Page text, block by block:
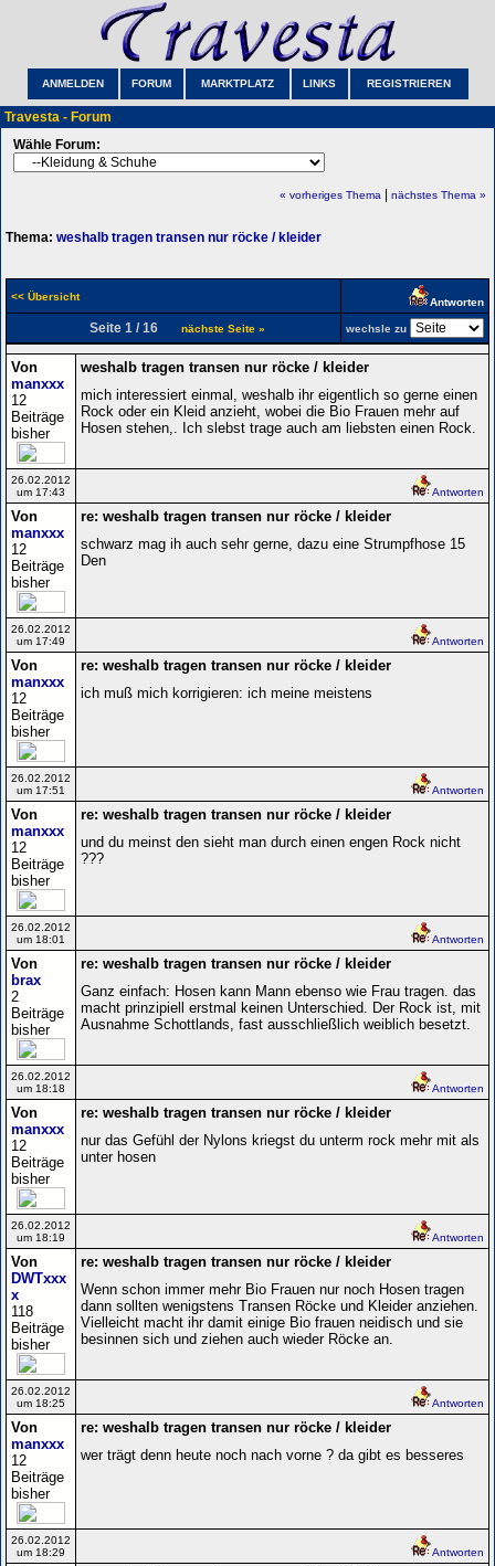
ANMELDEN FORUM MARKTPLATZ LINKS REGISTRIEREN
Travesta - Forum
Wähle Forum:
« vorheriges Thema nächstes Thema »
Thema: weshalb tragen transen nur röcke / kleider
<< Übersicht Antworten
Seite 1 / 16 nächste Seite » wechsle zu
Von
manxxx
12
Beiträge
bisher
weshalb tragen transen nur röcke / kleider
mich interessiert einmal, weshalb ihr eigentlich so gerne einen
Rock oder ein Kleid anzieht, wobei die Bio Frauen mehr auf
Hosen stehen,. Ich slebst trage auch am liebsten einen Rock.
26.02.2012
um 17:43
Antworten
Von
manxxx
12
Beiträge
bisher
re: weshalb tragen transen nur röcke / kleider
schwarz mag ih auch sehr gerne, dazu eine Strumpfhose 15
Den
26.02.2012
um 17:49
Antworten
Von
manxxx
12
Beiträge
bisher
re: weshalb tragen transen nur röcke / kleider
ich muß mich korrigieren: ich meine meistens
26.02.2012
um 17:51
Antworten
Von
manxxx
12
Beiträge
bisher
re: weshalb tragen transen nur röcke / kleider
und du meinst den sieht man durch einen engen Rock nicht
???
26.02.2012
um 18:01
Antworten
Von
brax
2
Beiträge
bisher
re: weshalb tragen transen nur röcke / kleider
Ganz einfach: Hosen kann Mann ebenso wie Frau tragen. das
macht prinzipiell erstmal keinen Unterschied. Der Rock ist, mit
Ausnahme Schottlands, fast ausschließlich weiblich besetzt.
26.02.2012
um 18:18
Antworten
Von
manxxx
12
Beiträge
bisher
re: weshalb tragen transen nur röcke / kleider
nur das Gefühl der Nylons kriegst du unterm rock mehr mit als
unter hosen
26.02.2012
um 18:19
Antworten
Von
DWTxxx
x
118
Beiträge
bisher
re: weshalb tragen transen nur röcke / kleider
Wenn schon immer mehr Bio Frauen nur noch Hosen tragen
dann sollten wenigstens Transen Röcke und Kleider anziehen.
Vielleicht macht ihr damit einige Bio frauen neidisch und sie
besinnen sich und ziehen auch wieder Röcke an.
26.02.2012
um 18:25
Antworten
Von
manxxx
12
Beiträge
bisher
re: weshalb tragen transen nur röcke / kleider
wer trägt denn heute noch nach vorne ? da gibt es besseres
26.02.2012
um 18:29
Antworten